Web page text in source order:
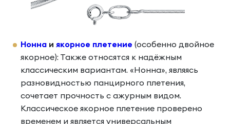
Нонна и якорное плетение (особенно двойное
якорное): Также относятся к надёжным
классическим вариантам. «Нонна», являясь
разновидностью панцирного плетения,
сочетает прочность с ажурным видом.
Классическое якорное плетение проверено
временем и является универсальным